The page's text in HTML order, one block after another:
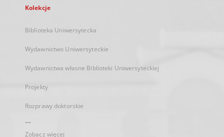
Kolekcje
Biblioteka Uniwersytecka
Wydawnictwo Uniwersyteckie
Wydawnictwa własne Biblioteki Uniwersyteckiej
Projekty
Rozprawy doktorskie
...
Zobacz więcej